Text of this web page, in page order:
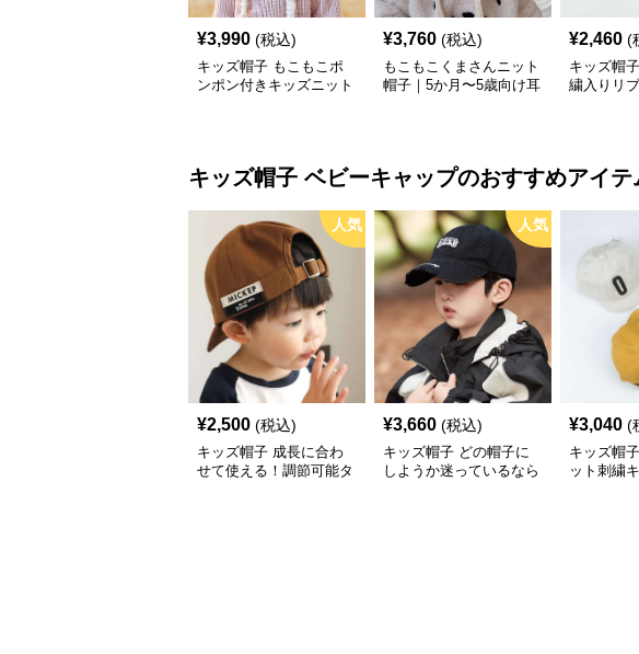
¥3,990 (税込)
キッズ帽子 もこもこポ
ンポン付きキッズニット
¥3,760 (税込)
もこもこくまさんニット
帽子｜5か月〜5歳向け耳
¥2,460 (
キッズ帽
繍入りリ
キッズ帽子 ベビーキャップのおすすめアイテ
人気
¥2,500 (税込)
キッズ帽子 成長に合わ
せて使える！調節可能タ
人気
¥3,660 (税込)
キッズ帽子 どの帽子に
しようか迷っているなら
¥3,040 (
キッズ帽
ット刺繍